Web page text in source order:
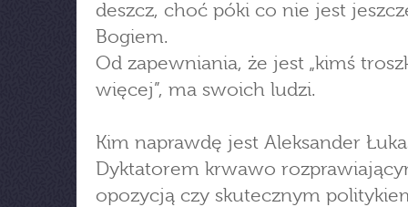
deszcz, choć póki co nie jest
Bogiem.
Od zapewniania, że jest „kimś
więcej”, ma swoich ludzi.
Kim naprawdę jest Aleksander
Dyktatorem krwawo
opozycją czy skutecznym